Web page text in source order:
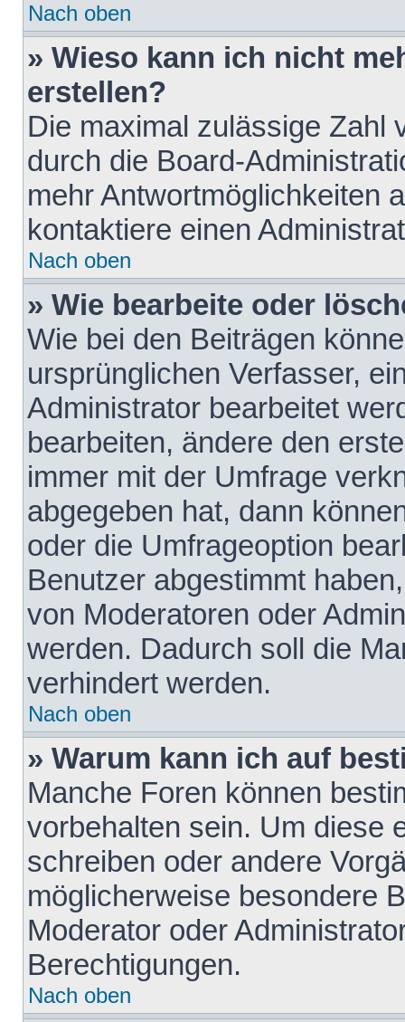
Nach oben
» Wieso kann ich nicht
erstellen?
Die maximal zulässige Zahl
durch die Board-
mehr Antwortmöglichkeiten
kontaktiere einen
Nach oben
» Wie bearbeite oder
Wie bei den Beiträgen
ursprünglichen Verfasser,
Administrator bearbeitet
bearbeiten, ändere den
immer mit der Umfrage
abgegeben hat, dann
oder die Umfrageoption
Benutzer abgestimmt
von Moderatoren oder
werden. Dadurch soll die
verhindert werden.
Nach oben
» Warum kann ich auf
Manche Foren können
vorbehalten sein. Um diese
schreiben oder andere
möglicherweise besondere
Moderator oder
Berechtigungen.
Nach oben